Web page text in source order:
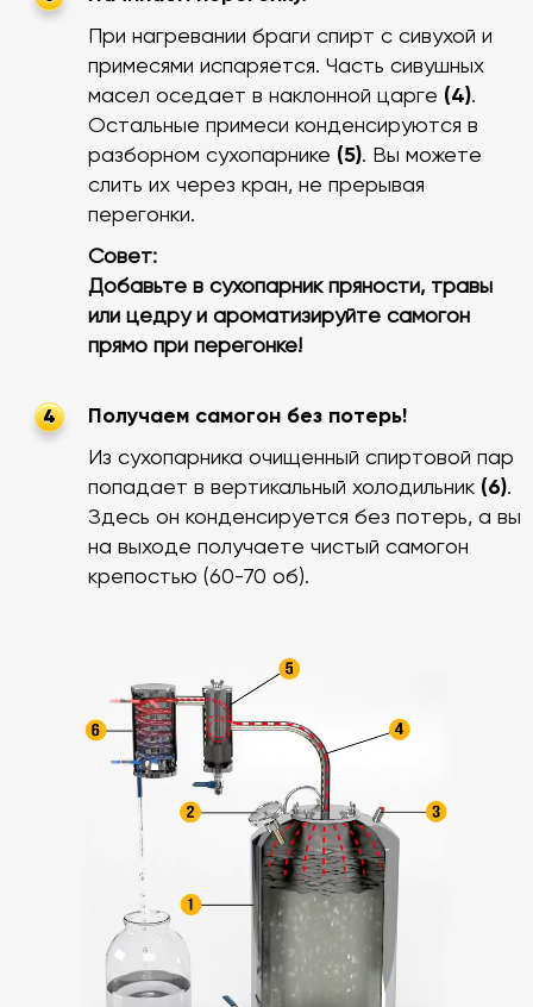
При нагревании браги спирт с сивухой и
примесями испаряется. Часть сивушных
масел оседает в наклонной царге (4).
Остальные примеси конденсируются в
разборном сухопарнике (5). Вы можете
слить их через кран, не прерывая
перегонки.
Совет:
Добавьте в сухопарник пряности, травы
или цедру и ароматизируйте самогон
прямо при перегонке!
4
Получаем самогон без потерь!
Из сухопарника очищенный спиртовой пар
попадает в вертикальный холодильник (6).
Здесь он конденсируется без потерь, а вы
на выходе получаете чистый самогон
крепостью (60-70 об).